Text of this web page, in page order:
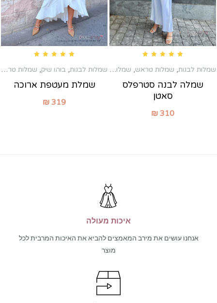
שמלות לבנות, שמלות טראש, שמלות כלה שניה ,שמלות לשבת חתן,שמלות
שמלה לבנה סטרפלס
סאטן
₪ 310
שמלות לבנות, בוהו שיק, שמלות טראש
שמלת מעטפת ארוכה
₪ 319
איכות מעולה
אנחנו עושים את מירב המאמצים להביא את האיכות המרבית לכל
מוצר